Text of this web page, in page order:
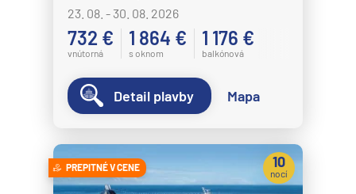
23. 08. - 30. 08. 2026
732 €
vnútorná
1 864 €
s oknom
1 176 €
balkónová
Detail plavby Mapa
PREPITNÉ V CENE 10
nocí